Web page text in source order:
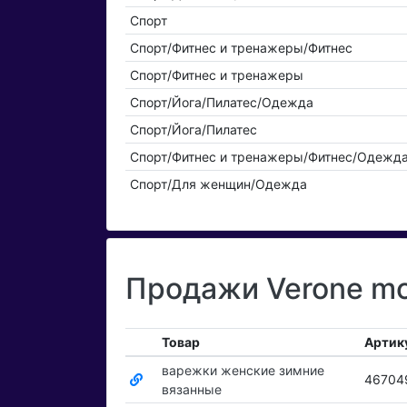
Спорт
Спорт/Фитнес и тренажеры/Фитнес
Спорт/Фитнес и тренажеры
Спорт/Йога/Пилатес/Одежда
Спорт/Йога/Пилатес
Спорт/Фитнес и тренажеры/Фитнес/
Спорт/Для женщин/Одежда
Продажи Verone
Товар
варежки женские зимние
вязанные